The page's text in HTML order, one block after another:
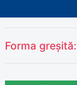
Forma greșită: